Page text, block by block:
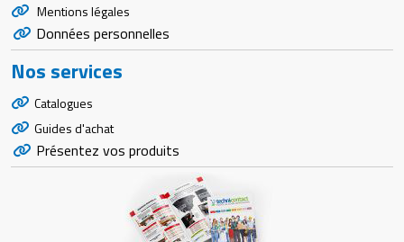
Mentions légales
Données personnelles
Nos services
Catalogues
Guides d'achat
Présentez vos produits